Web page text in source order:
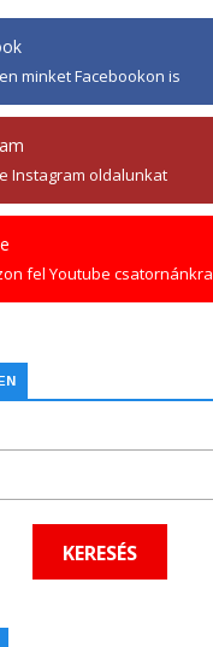
minket Facebookon is
Instagram oldalunkat
fel Youtube csatornánkra